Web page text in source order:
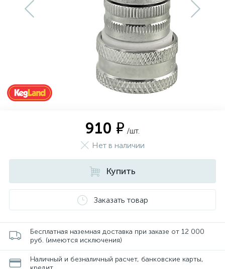
910 ₽ /шт.
Нет в наличии
Купить
Заказать товар
Бесплатная наземная доставка при заказе от 12 000
руб. (имеются исключения)
Наличный и безналичный расчет, банковские карты,